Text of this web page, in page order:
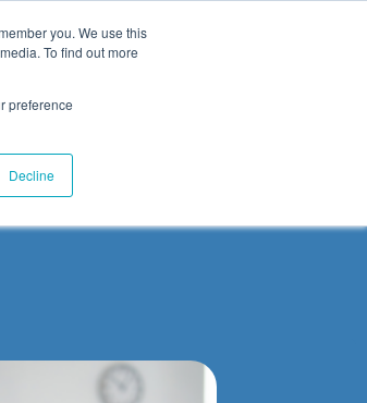
you. We use this
To find out more
preference
Decline